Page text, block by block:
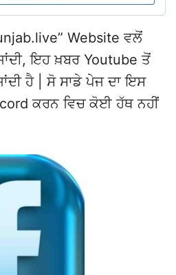
Website ਵਲੋਂ
ਇਹ ਖ਼ਬਰ Youtube ਤੋਂ
ਹੈ | ਸੋ ਸਾਡੇ ਪੇਜ ਦਾ ਇਸ
ਕਰਨ ਵਿਚ ਕੋਈ ਹੱਥ ਨਹੀਂ